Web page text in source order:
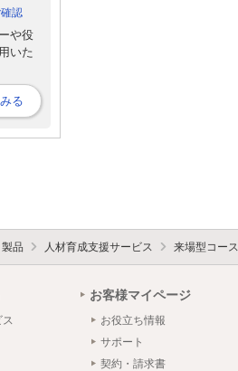
認
や役
いた
る
品 人材育成支援サービス 来場型コース
ス
お客様マイページ
お役立ち情報
サポート
契約・請求書